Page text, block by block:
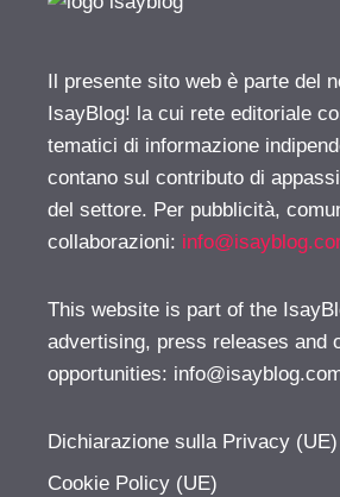
Il presente sito web è parte del
IsayBlog! la cui rete editoriale
tematici di informazione
contano sul contributo di
del settore. Per pubblicità,
collaborazioni:
This website is part of the
advertising, press releases and
opportunities:
Dichiarazione sulla Privacy (UE)
Cookie Policy (UE)